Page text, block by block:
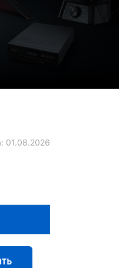
01.08.2026